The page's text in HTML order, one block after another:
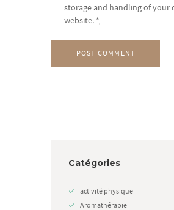
storage and handling of your
website. *
Catégories
activité physique
Aromathérapie